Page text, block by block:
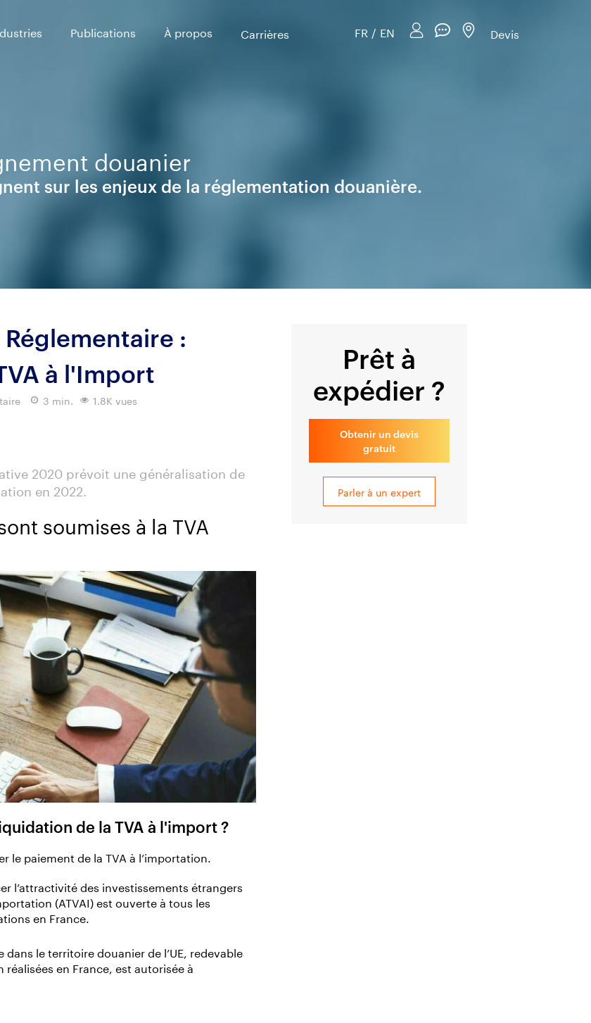
Publications À propos Carrières FR / EN Devis
douanier
sur les enjeux de la réglementation douanière.
:
à l'Import
3 min. 1.8K vues
2020 prévoit une généralisation de
en 2022.
soumises à la TVA
de la TVA à l'import ?
paiement de la TVA à l’importation.
l’attractivité des investissements étrangers
(ATVAI) est ouverte à tous les
en France.
le territoire douanier de l’UE, redevable
en France, est autorisée à
Prêt à
expédier ?
Obtenir un devis
gratuit
Parler à un expert